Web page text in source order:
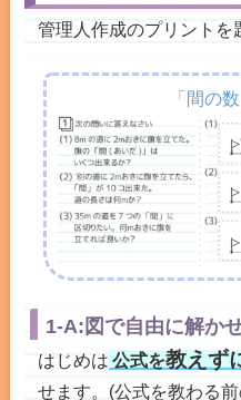
管理人作成のプリントを
「間の
1-A:図で自由に解か
はじめは 公式を教えず
せます。(公式を教わる